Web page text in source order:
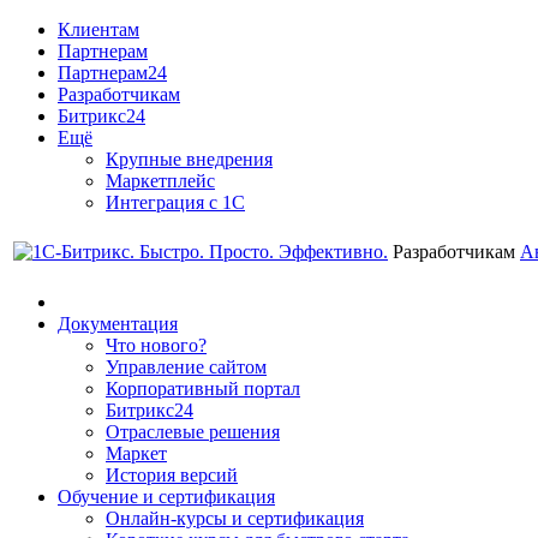
Клиентам
Партнерам
Партнерам24
Разработчикам
Битрикс24
Ещё
Крупные внедрения
Маркетплейс
Интеграция с 1С
Разработчикам
Документация
Что нового?
Управление сайтом
Корпоративный портал
Битрикс24
Отраслевые решения
Маркет
История версий
Обучение и сертификация
Онлайн-курсы и сертификация